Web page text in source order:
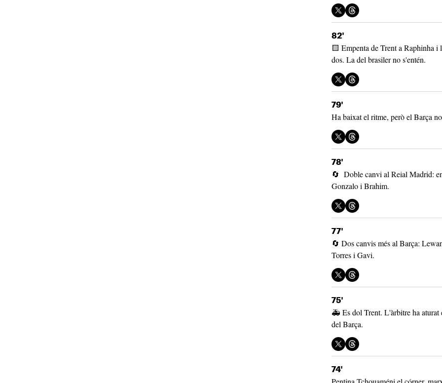
82'
🟨 Empenta de Trent a Raphinha
dos. La del brasiler no s'entén.
79'
Ha baixat el ritme, però el Barça
78'
🔄 Doble canvi al Reial Madrid:
Gonzalo i Brahim.
77'
🔄 Dos canvis més al Barça:
Torres i Gavi.
75'
🚑 Es dol Trent. L'àrbitre ha aturat
del Barça.
74'